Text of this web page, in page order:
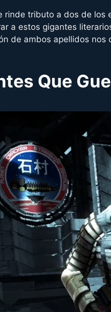
rinde tributo a dos de
a estos gigantes
de ambos apellidos
Que